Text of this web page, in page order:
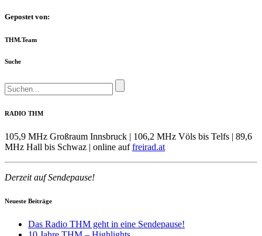
Gepostet von:
THM.Team
Suche
RADIO THM
105,9 MHz Großraum Innsbruck | 106,2 MHz Völs bis Telfs | 89,6
MHz Hall bis Schwaz | online auffreirad.at
Derzeit auf Sendepause!
Neueste Beiträge
Das Radio THM geht in eine Sendepause!